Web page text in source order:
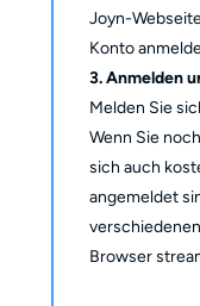
Joyn-
Konto
3. Anmelden
Melden Sie
Wenn Sie
sich auch
angemeldet
Browser